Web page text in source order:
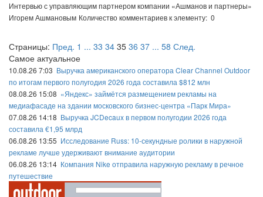
Интервью с управляющим партнером компании «Ашманов и партнеры»
Игорем Ашмановым Количество комментариев к элементу: 0
Страницы: Пред. 1 ... 33 34 35 36 37 ... 58 След.
Самое актуальное
10.08.26 7:03 Выручка американского оператора Clear Channel Outdoor
по итогам первого полугодия 2026 года составила $812 млн
08.08.26 15:08 «Яндекс» займётся размещением рекламы на
медиафасаде на здании московского бизнес-центра «Парк Мира»
07.08.26 14:18 Выручка JCDecaux в первом полугодии 2026 года
составила €1,95 млрд
06.08.26 13:55 Исследование Russ: 10-секундные ролики в наружной
рекламе лучше удерживают внимание аудитории
06.08.26 13:14 Компания Nike отправила наружную рекламу в речное
путешествие